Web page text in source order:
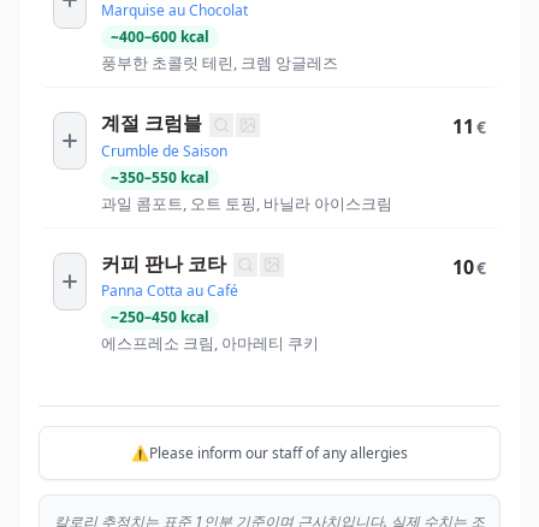
Marquise au Chocolat
~400–600 kcal
풍부한 초콜릿 테린, 크렘 앙글레즈
계절 크럼블
Crumble de Saison
~350–550 kcal
과일 콤포트, 오트 토핑, 바닐라 아이스크림
11 €
커피 판나 코타
Panna Cotta au Café
~250–450 kcal
에스프레소 크림, 아마레티 쿠키
10€
⚠️Please inform our staff of any allergies
칼로리 추정치는 표준 1인분 기준이며 근사치입니다. 실제 수치는 조